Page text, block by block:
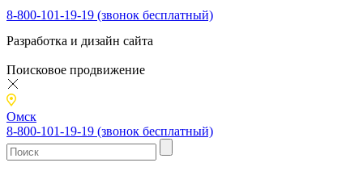
8-800-101-19-19 (звонок бесплатный)
Разработка и дизайн сайта
Поисковое продвижение
Омск
8-800-101-19-19 (звонок бесплатный)